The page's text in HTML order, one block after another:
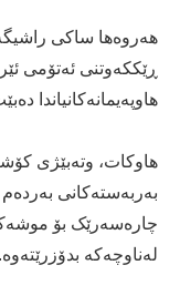
هه‌روه‌ها ساکی
ڕێککه‌وتنی ئه‌تۆمی
هاوپه‌یمانه‌کانیاندا
هاوکات، وته‌بێژی
به‌ربه‌سته‌کانی
چاره‌سه‌رێک بۆ
له‌ناوچه‌که‌ بدۆزرێته‌وه‌.